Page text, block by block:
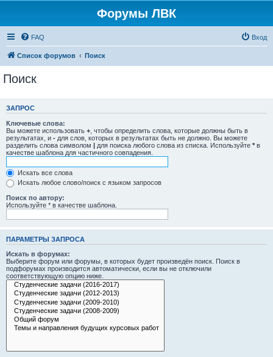
Форумы ЛВК
FAQ Вход
Список форумов Поиск
Поиск
ЗАПРОС
Ключевые слова:
Вы можете использовать + , чтобы определить слова, которые должны быть в
результатах, и - для слов, которых в результатах быть не должно. Вы можете
разделить слова символом | для поиска любого слова из списка. Используйте * в
качестве шаблона для частичного совпадения.
Искать все слова
Искать любое слово/поиск с языком запросов
Поиск по автору:
Используйте * в качестве шаблона.
ПАРАМЕТРЫ ЗАПРОСА
Искать в форумах:
Выберите форум или форумы, в которых будет произведён поиск. Поиск в
подфорумах производится автоматически, если вы не отключили
соответствующую опцию ниже.